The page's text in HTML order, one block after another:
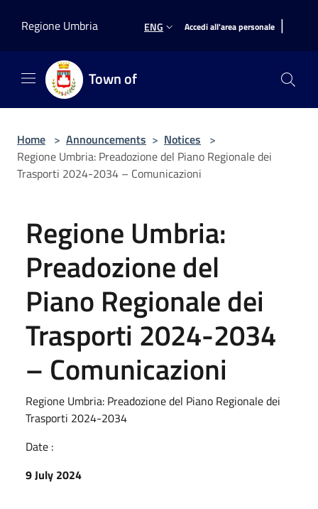
Regione Umbria
ENG Accedi all'area personale |
Town of
Home > Announcements > Notices >
Regione Umbria: Preadozione del Piano Regionale dei
Trasporti 2024-2034 – Comunicazioni
Regione Umbria:
Preadozione del
Piano Regionale dei
Trasporti 2024-2034
– Comunicazioni
Regione Umbria: Preadozione del Piano Regionale dei
Trasporti 2024-2034
Date :
9 July 2024